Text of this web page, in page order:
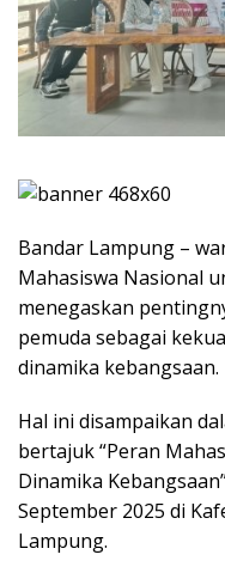
Bandar Lampung –
Mahasiswa Nasional
menegaskan
pemuda sebagai
dinamika kebangsaan.
Hal ini disampaikan
bertajuk “Peran
Dinamika
September 2025 di
Lampung.